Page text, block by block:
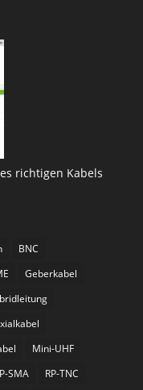
richtigen Kabels
BNC
Geberkabel
Mini-UHF
SMA RP-TNC